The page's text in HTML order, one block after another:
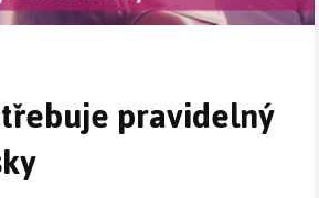
pravidelný